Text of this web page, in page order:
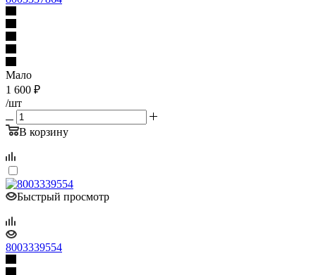
Мало
1 600 ₽
/шт
В корзину
Быстрый просмотр
8003339554